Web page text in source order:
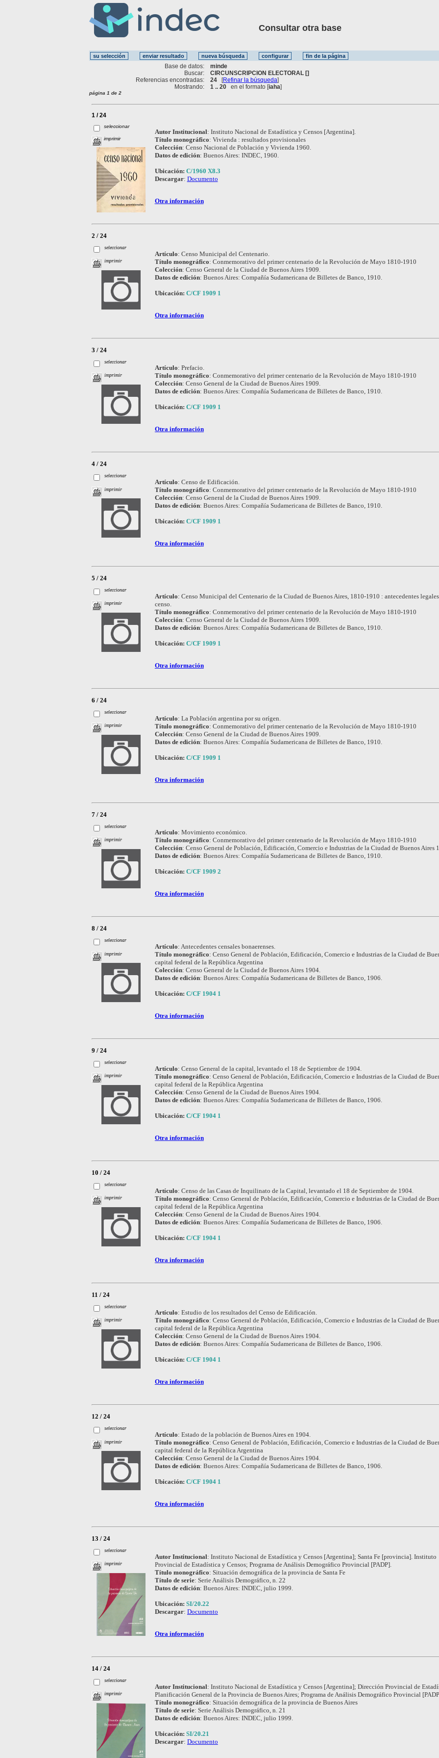
Consultar otra base
Base de datos:
minde
Buscar:
CIRCUNSCRIPCION ELECTORAL []
Referencias encontradas:
24 [Refinar la búsqueda]
Mostrando:
1 .. 20 en el formato [iaha]
página 1 de 2
1 / 24
seleccionar
imprimir
Autor Institucional: Instituto Nacional de Estadística y Censos [Argentina].
Título monográfico: Vivienda : resultados provisionales
Colección: Censo Nacional de Población y Vivienda 1960.
Datos de edición: Buenos Aires: INDEC, 1960.
Ubicación: C/1960 X8.3
Descargar: Documento
Otra información
2 / 24
seleccionar
imprimir
Artículo: Censo Municipal del Centenario.
Título monográfico: Conmemorativo del primer centenario de la Revolución de Mayo 1810-1910
Colección: Censo General de la Ciudad de Buenos Aires 1909.
Datos de edición: Buenos Aires: Compañía Sudamericana de Billetes de Banco, 1910.
Ubicación: C/CF 1909 1
Otra información
3 / 24
seleccionar
imprimir
Artículo: Prefacio.
Título monográfico: Conmemorativo del primer centenario de la Revolución de Mayo 1810-1910
Colección: Censo General de la Ciudad de Buenos Aires 1909.
Datos de edición: Buenos Aires: Compañía Sudamericana de Billetes de Banco, 1910.
Ubicación: C/CF 1909 1
Otra información
4 / 24
seleccionar
imprimir
Artículo: Censo de Edificación.
Título monográfico: Conmemorativo del primer centenario de la Revolución de Mayo 1810-1910
Colección: Censo General de la Ciudad de Buenos Aires 1909.
Datos de edición: Buenos Aires: Compañía Sudamericana de Billetes de Banco, 1910.
Ubicación: C/CF 1909 1
Otra información
5 / 24
seleccionar
imprimir
Artículo: Censo Municipal del Centenario de la Ciudad de Buenos Aires, 1810-1910 : antecedentes legales
censo.
Título monográfico: Conmemorativo del primer centenario de la Revolución de Mayo 1810-1910
Colección: Censo General de la Ciudad de Buenos Aires 1909.
Datos de edición: Buenos Aires: Compañía Sudamericana de Billetes de Banco, 1910.
Ubicación: C/CF 1909 1
Otra información
6 / 24
seleccionar
imprimir
Artículo: La Población argentina por su orígen.
Título monográfico: Conmemorativo del primer centenario de la Revolución de Mayo 1810-1910
Colección: Censo General de la Ciudad de Buenos Aires 1909.
Datos de edición: Buenos Aires: Compañía Sudamericana de Billetes de Banco, 1910.
Ubicación: C/CF 1909 1
Otra información
7 / 24
seleccionar
imprimir
Artículo: Movimiento económico.
Título monográfico: Conmemorativo del primer centenario de la Revolución de Mayo 1810-1910
Colección: Censo General de Población, Edificación, Comercio e Industrias de la Ciudad de Buenos Aires
Datos de edición: Buenos Aires: Compañía Sudamericana de Billetes de Banco, 1910.
Ubicación: C/CF 1909 2
Otra información
8 / 24
seleccionar
imprimir
Artículo: Antecedentes censales bonaerenses.
Título monográfico: Censo General de Población, Edificación, Comercio e Industrias de la Ciudad de
capital federal de la República Argentina
Colección: Censo General de la Ciudad de Buenos Aires 1904.
Datos de edición: Buenos Aires: Compañía Sudamericana de Billetes de Banco, 1906.
Ubicación: C/CF 1904 1
Otra información
9 / 24
seleccionar
imprimir
Artículo: Censo General de la capital, levantado el 18 de Septiembre de 1904.
Título monográfico: Censo General de Población, Edificación, Comercio e Industrias de la Ciudad de
capital federal de la República Argentina
Colección: Censo General de la Ciudad de Buenos Aires 1904.
Datos de edición: Buenos Aires: Compañía Sudamericana de Billetes de Banco, 1906.
Ubicación: C/CF 1904 1
Otra información
10 / 24
seleccionar
imprimir
Artículo: Censo de las Casas de Inquilinato de la Capital, levantado el 18 de Septiembre de 1904.
Título monográfico: Censo General de Población, Edificación, Comercio e Industrias de la Ciudad de
capital federal de la República Argentina
Colección: Censo General de la Ciudad de Buenos Aires 1904.
Datos de edición: Buenos Aires: Compañía Sudamericana de Billetes de Banco, 1906.
Ubicación: C/CF 1904 1
Otra información
11 / 24
seleccionar
imprimir
Artículo: Estudio de los resultados del Censo de Edificación.
Título monográfico: Censo General de Población, Edificación, Comercio e Industrias de la Ciudad de
capital federal de la República Argentina
Colección: Censo General de la Ciudad de Buenos Aires 1904.
Datos de edición: Buenos Aires: Compañía Sudamericana de Billetes de Banco, 1906.
Ubicación: C/CF 1904 1
Otra información
12 / 24
seleccionar
imprimir
Artículo: Estado de la población de Buenos Aires en 1904.
Título monográfico: Censo General de Población, Edificación, Comercio e Industrias de la Ciudad de
capital federal de la República Argentina
Colección: Censo General de la Ciudad de Buenos Aires 1904.
Datos de edición: Buenos Aires: Compañía Sudamericana de Billetes de Banco, 1906.
Ubicación: C/CF 1904 1
Otra información
13 / 24
seleccionar
imprimir
Autor Institucional: Instituto Nacional de Estadística y Censos [Argentina]; Santa Fe [provincia]. Instituto
Provincial de Estadística y Censos; Programa de Análisis Demográfico Provincial [PADP].
Título monográfico: Situación demográfica de la provincia de Santa Fe
Título de serie: Serie Análisis Demográfico, n. 22
Datos de edición: Buenos Aires: INDEC, julio 1999.
Ubicación: SI/20.22
Descargar: Documento
Otra información
14 / 24
seleccionar
imprimir
Autor Institucional: Instituto Nacional de Estadística y Censos [Argentina]; Dirección Provincial de
Planificación General de la Provincia de Buenos Aires; Programa de Análisis Demográfico Provincial
Título monográfico: Situación demográfica de la provincia de Buenos Aires
Título de serie: Serie Análisis Demográfico, n. 21
Datos de edición: Buenos Aires: INDEC, julio 1999.
Ubicación: SI/20.21
Descargar: Documento